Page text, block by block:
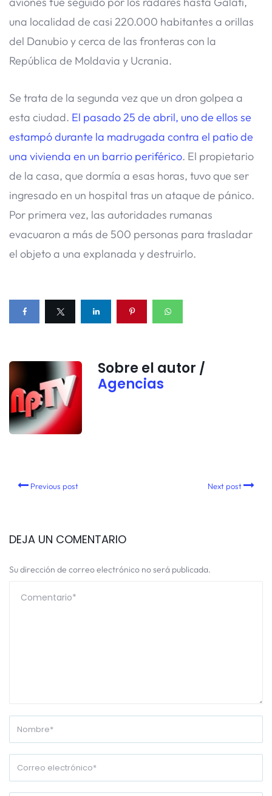
una localidad de casi 220.000 habitantes a orillas
del Danubio y cerca de las fronteras con la
República de Moldavia y Ucrania.
Se trata de la segunda vez que un dron golpea a
esta ciudad. El pasado 25 de abril, uno de ellos se
estampó durante la madrugada contra el patio de
una vivienda en un barrio periférico. El propietario
de la casa, que dormía a esas horas, tuvo que ser
ingresado en un hospital tras un ataque de pánico.
Por primera vez, las autoridades rumanas
evacuaron a más de 500 personas para trasladar
el objeto a una explanada y destruirlo.
Sobre el autor /
Agencias
Previous post Next post
DEJA UN COMENTARIO
Su dirección de correo electrónico no será publicada.